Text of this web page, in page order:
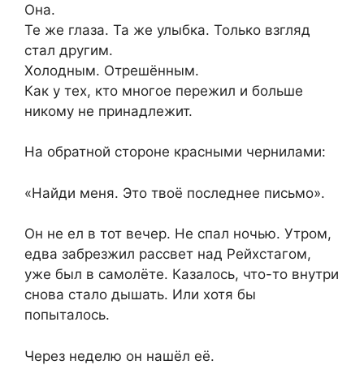
Она.
Те же глаза. Та же улыбка. Только взгляд
стал другим.
Холодным. Отрешённым.
Как у тех, кто многое пережил и больше
никому не принадлежит.
На обратной стороне красными чернилами:
«Найди меня. Это твоё последнее письмо».
Он не ел в тот вечер. Не спал ночью. Утром,
едва забрезжил рассвет над Рейхстагом,
уже был в самолёте. Казалось, что-то внутри
снова стало дышать. Или хотя бы
попыталось.
Через неделю он нашёл её.